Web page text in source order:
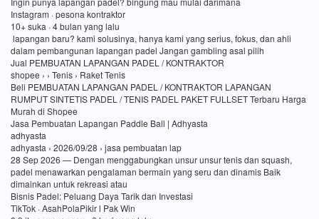
Instagram · pesona kontraktor
10+ suka · 4 bulan yang lalu
lapangan baru? kami solusinya, hanya kami yang serius, fokus, dan ahli
dalam pembangunan lapangan padel Jangan gambling asal pilih
Jual PEMBUATAN LAPANGAN PADEL / KONTRAKTOR
shopee › › Tenis › Raket Tenis
Beli PEMBUATAN LAPANGAN PADEL / KONTRAKTOR LAPANGAN
RUMPUT SINTETIS PADEL / TENIS PADEL PAKET FULLSET Terbaru Harga
Murah di Shopee
Jasa Pembuatan Lapangan Paddle Ball | Adhyasta
adhyasta
adhyasta › 2026/09/28 › jasa pembuatan lap
28 Sep 2026 — Dengan menggabungkan unsur unsur tenis dan squash,
padel menawarkan pengalaman bermain yang seru dan dinamis Baik
dimainkan untuk rekreasi atau
Bisnis Padel: Peluang Daya Tarik dan Investasi
TikTok · AsahPolaPikir l Pak Win